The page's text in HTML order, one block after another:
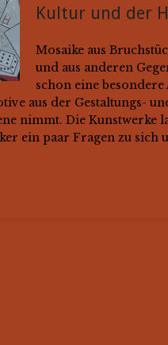
Kultur und der
Mosaike aus
und aus anderen
schon eine
aus der Gestaltungs-
nimmt. Die Kunstwerke
ein paar Fragen zu sich